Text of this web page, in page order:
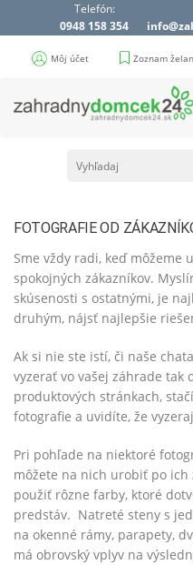
Telefón:
0948 158 354
Môj účet Zoznam
FOTOGRAFIE OD
Sme vždy radi, keď môžeme
spokojných zákazníkov.
skúsenosti s ostatnými, je
druhým, nájsť najlepšie
Ak si nie ste istí, či naše
vyzerať vo vašej záhrade tak
produktových stránkach,
fotografie a uvidíte, že
Pri pohľade na niektoré
môžete na nich urobiť po
použiť rôzne farby, ktoré
predstáv. Natreté steny s
na okenné rámy, parapety,
má obrovský vplyv na